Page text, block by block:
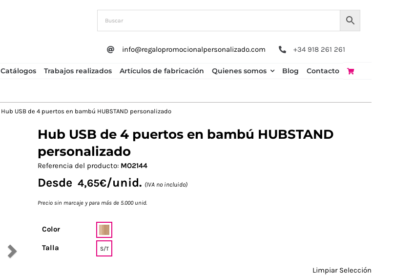
info@regalopromocionalpersonalizado.com +34 918 261 261
Catálogos Trabajos realizados Artículos de fabricación Quienes somos Blog Contacto
Hub USB de 4 puertos en bambú HUBSTAND personalizado
Hub USB de 4 puertos en bambú HUBSTAND
personalizado
Referencia del producto: MO2144
Desde 4,65€/unid. (IVA no incluido)
Precio sin marcaje y para más de 5.000 unid.
Color
Talla S/T
Limpiar Selección